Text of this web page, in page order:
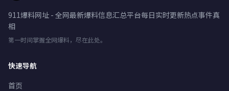
911爆料网址 - 全网最新爆料信息汇总平台每日实时更新热点事件真
相
第一时间掌握全网爆料，尽在此处。
快速导航
首页